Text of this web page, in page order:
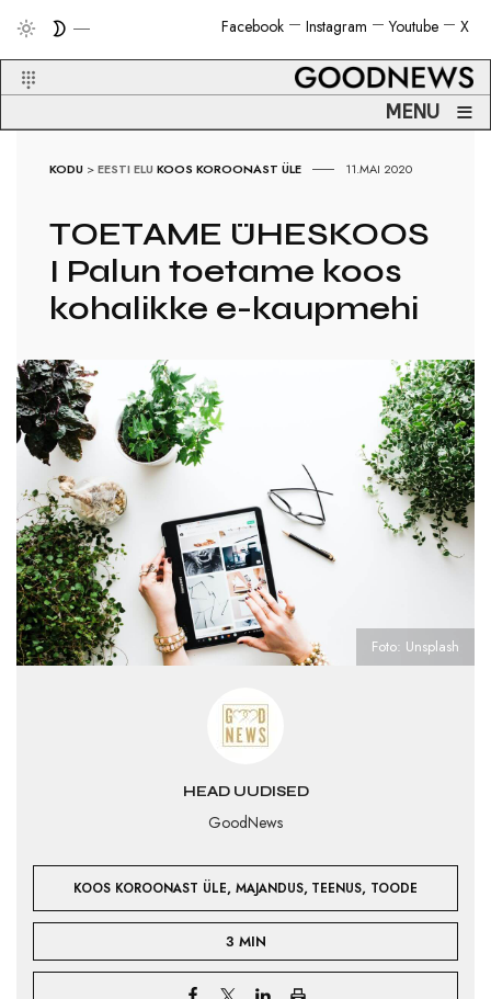
X
Youtube
Instagram
Facebook
MENU ≡
KODU >EESTI ELU KOOS KOROONAST ÜLE 11.MAI 2020
TOETAME ÜHESKOOS
I Palun toetame koos
kohalikke e-kaupmehi
HEAD UUDISED
GoodNews
KOOS KOROONAST ÜLE, MAJANDUS, TEENUS, TOODE
3 MIN
Foto: Unsplash